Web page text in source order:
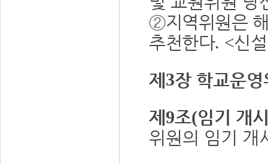
②지역위원은
추천한다. <신
제 3장 학교운
제 9조(임기 개
위원의 임기 개